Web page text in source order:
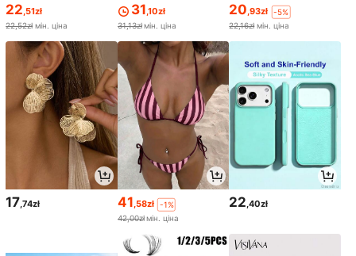
22,51zł
22,52zł мін. ціна
31,10zł
31,13złмін. ціна
20,93zł
-5%
22,16zł мін. ціна
17,74zł 41,58zł
-1%
42,00złмін. ціна
22,40zł